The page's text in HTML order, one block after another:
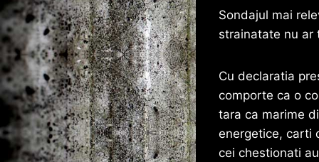
Sondajul mai
strainatate nu ar
Cu declaratia
comporte ca o
tara ca marime
energetice, carti
cei chestionati